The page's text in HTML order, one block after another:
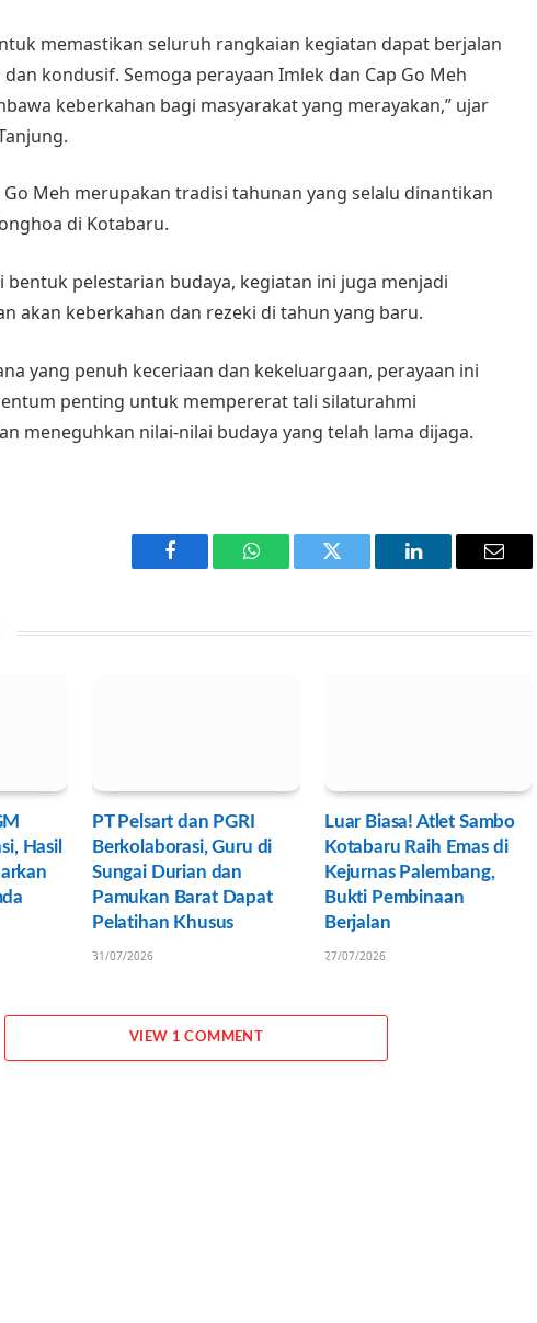
memastikan seluruh rangkaian kegiatan dapat berjalan
kondusif. Semoga perayaan Imlek dan Cap Go Meh
keberkahan bagi masyarakat yang merayakan,” ujar
Go Meh merupakan tradisi tahunan yang selalu dinantikan
di Kotabaru.
bentuk pelestarian budaya, kegiatan ini juga menjadi
akan keberkahan dan rezeki di tahun yang baru.
yang penuh keceriaan dan kekeluargaan, perayaan ini
penting untuk mempererat tali silaturahmi
meneguhkan nilai-nilai budaya yang telah lama dijaga.
Facebook WhatsAppTwitter LinkedIn Email
Hasil
PT Pelsart dan PGRI
Berkolaborasi, Guru di
Sungai Durian dan
Pamukan Barat Dapat
Pelatihan Khusus
31/07/2026
Luar Biasa! Atlet Sambo
Kotabaru Raih Emas di
Kejurnas Palembang,
Bukti Pembinaan
Berjalan
27/07/2026
VIEW 1 COMMENT